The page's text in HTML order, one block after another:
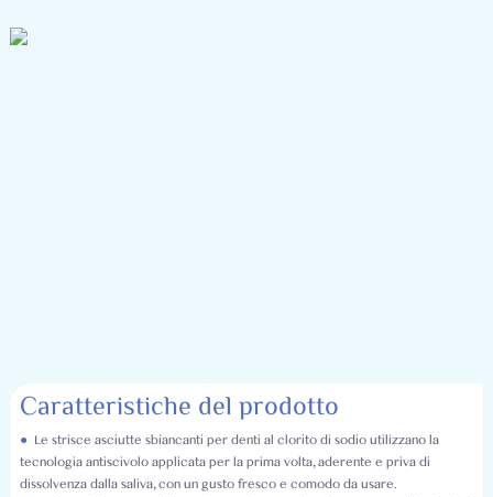
Caratteristiche del prodotto
● Le strisce asciutte sbiancanti per denti al clorito di sodio utilizzano la
tecnologia antiscivolo applicata per la prima volta, aderente e priva di
dissolvenza dalla saliva, con un gusto fresco e comodo da usare.